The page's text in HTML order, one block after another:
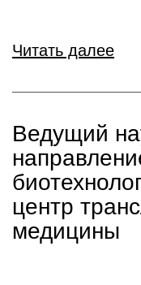
Читать далее
Ведущий
центр
медицины